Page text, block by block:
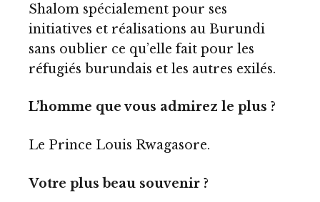
Shalom spécialement pour ses
initiatives et réalisations au Burundi
sans oublier ce qu’elle fait pour les
réfugiés burundais et les autres exilés.
L’homme que vous admirez le plus ?
Le Prince Louis Rwagasore.
Votre plus beau souvenir ?